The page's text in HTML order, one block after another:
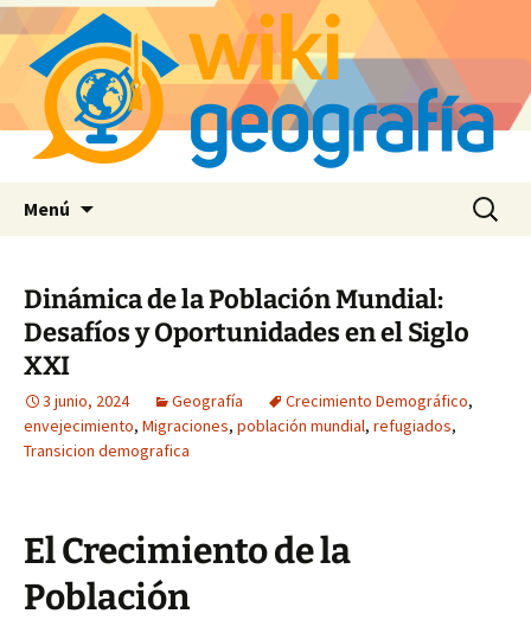
Menú Buscar:
Dinámica de la Población Mundial:
Desafíos y Oportunidades en el Siglo
XXI
3 junio, 2024 Geografía Crecimiento Demográfico,
envejecimiento, Migraciones, población mundial, refugiados,
Transicion demografica
El Crecimiento de la
Población